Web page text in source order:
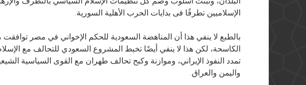
الإسلاميين تطرفًا فى بدايات الحرب الأهلية السورية.
بالطبع لا ينفي هذا أن المناهضة السعودية للحكم الإخواني في مصر توافقت
الكاسحة، لكن هذا لا ينفي أيضًا تخبط المشروع السعودي للتحالف مع
تمدد النفوذ الإيراني، وموازنة وكبح تحالف طهران مع القوى السياسية
واليمن والعراق.